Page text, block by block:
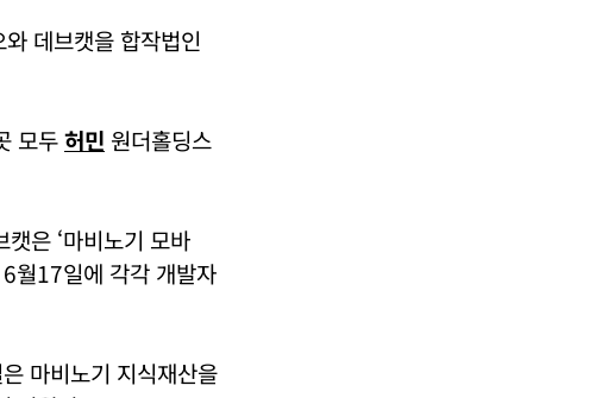
데브캣을 합작법인
모두허민 원더홀딩스
은 ‘마비노기 모바
월17일에 각각 개발자
마비노기 지식재산을